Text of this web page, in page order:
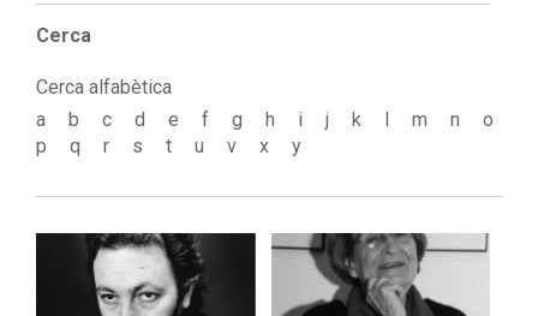
Cerca
Cerca alfabètica
a
b c d e f g h i j k l m n
o
p
q r s t u v x y